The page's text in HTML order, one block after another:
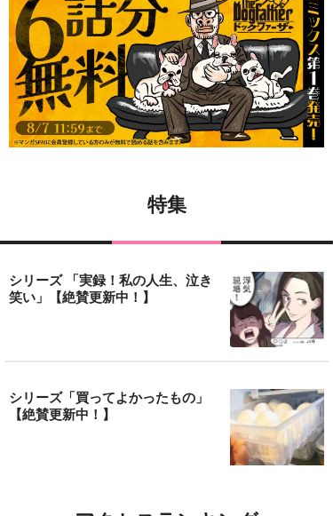
特集
シリーズ 「実録！私の人生、泣き
笑い」【絶賛更新中！】
シリーズ「買ってよかったもの」
【絶賛更新中！】